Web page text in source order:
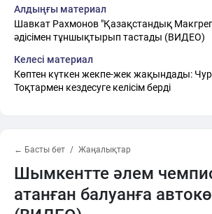
Алдыңғы материал
Шавкат Рахмонов "Қазақстандық
әдісімен тұншықтырып тастады (ВИДЕО)
Келесі материал
Көптен күткен жекпе-жек жақындады:
Тоқтармен кездесуге келісім берді
← Басты бет Жаңалықтар
Шымкентте әлем
атанған балуанға